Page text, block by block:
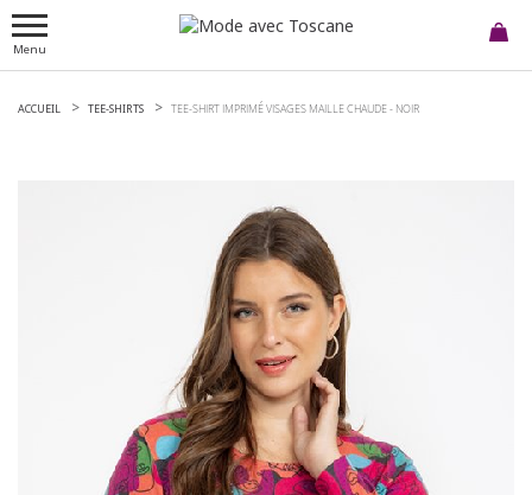
Menu
ACCUEIL TEE-SHIRTS TEE-SHIRT IMPRIMÉ VISAGES MAILLE CHAUDE - NOIR